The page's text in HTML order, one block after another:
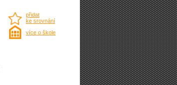
přidat
ke srovnání
více o škole